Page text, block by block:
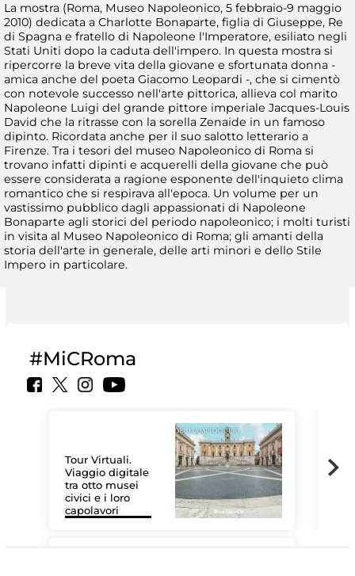
La mostra (Roma, Museo Napoleonico, 5 febbraio-9 maggio
2010) dedicata a Charlotte Bonaparte, figlia di Giuseppe, Re
di Spagna e fratello di Napoleone l'Imperatore, esiliato negli
Stati Uniti dopo la caduta dell'impero. In questa mostra si
ripercorre la breve vita della giovane e sfortunata donna -
amica anche del poeta Giacomo Leopardi -, che si cimentò
con notevole successo nell'arte pittorica, allieva col marito
Napoleone Luigi del grande pittore imperiale Jacques-Louis
David che la ritrasse con la sorella Zenaide in un famoso
dipinto. Ricordata anche per il suo salotto letterario a
Firenze. Tra i tesori del museo Napoleonico di Roma si
trovano infatti dipinti e acquerelli della giovane che può
essere considerata a ragione esponente dell'inquieto clima
romantico che si respirava all'epoca. Un volume per un
vastissimo pubblico dagli appassionati di Napoleone
Bonaparte agli storici del periodo napoleonico; i molti turisti
in visita al Museo Napoleonico di Roma; gli amanti della
storia dell'arte in generale, delle arti minori e dello Stile
Impero in particolare.
#MiCRoma
Tour Virtuali.
Viaggio digitale
tra otto musei
civici e i loro
capolavori